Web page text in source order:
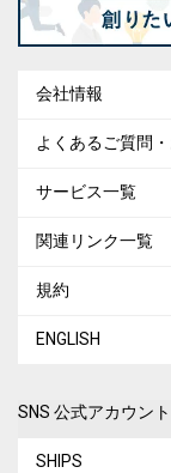
会社情報
よくあるご質問
サービス一覧
関連リンク一覧
規約
ENGLISH
SNS 公式アカウント
SHIPS